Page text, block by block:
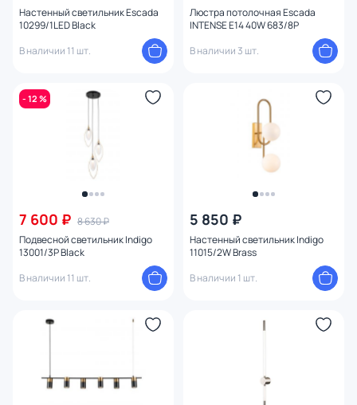
Настенный светильник Escada
10299/1LED Black
В наличии 11 шт.
Люстра потолочная Escada
INTENSE E14 40W 683/8P
В наличии 3 шт.
- 12 %
7 600 ₽ 8 630 ₽
Подвесной светильник Indigo
13001/3P Black
В наличии 11 шт.
5 850 ₽
Настенный светильник Indigo
11015/2W Brass
В наличии 1 шт.